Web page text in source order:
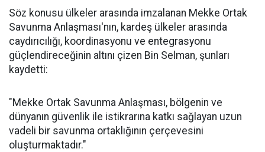
Söz konusu ülkeler arasında imzalanan Mekke Ortak
Savunma Anlaşması'nın, kardeş ülkeler arasında
caydırıcılığı, koordinasyonu ve entegrasyonu
güçlendireceğinin altını çizen Bin Selman, şunları
kaydetti:
"Mekke Ortak Savunma Anlaşması, bölgenin ve
dünyanın güvenlik ile istikrarına katkı sağlayan uzun
vadeli bir savunma ortaklığının çerçevesini
oluşturmaktadır."